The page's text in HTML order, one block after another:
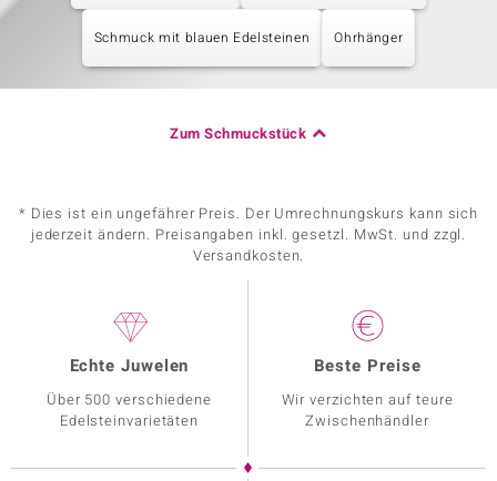
Schmuck mit blauen Edelsteinen Ohrhänger
Zum Schmuckstück
* Dies ist ein ungefährer Preis. Der Umrechnungskurs kann sich
jederzeit ändern. Preisangaben inkl. gesetzl. MwSt. und zzgl.
Versandkosten.
Echte Juwelen
Über 500 verschiedene
Edelsteinvarietäten
Beste Preise
Wir verzichten auf teure
Zwischenhändler